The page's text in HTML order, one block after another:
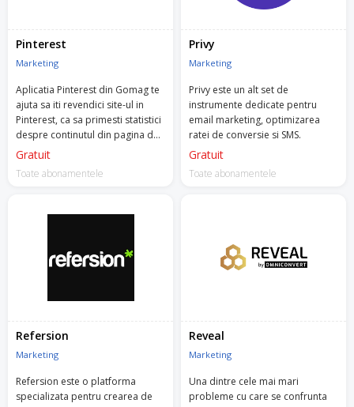
Pinterest
Marketing
Aplicatia Pinterest din Gomag te
ajuta sa iti revendici site-ul in
Pinterest, ca sa primesti statistici
despre continutul din pagina de
business.
Gratuit
Toate abonamentele
Privy
Marketing
Privy este un alt set de
instrumente dedicate pentru
email marketing, optimizarea
ratei de conversie si SMS.
Gratuit
Toate abonamentele
Refersion
Marketing
Refersion este o platforma
specializata pentru crearea de
Reveal
Marketing
Una dintre cele mai mari
probleme cu care se confrunta